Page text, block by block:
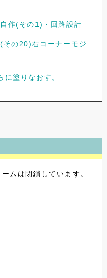
作(その1)・回路設計
その20)右コーナーモジ
塗りなおす。
ムは閉鎖しています。